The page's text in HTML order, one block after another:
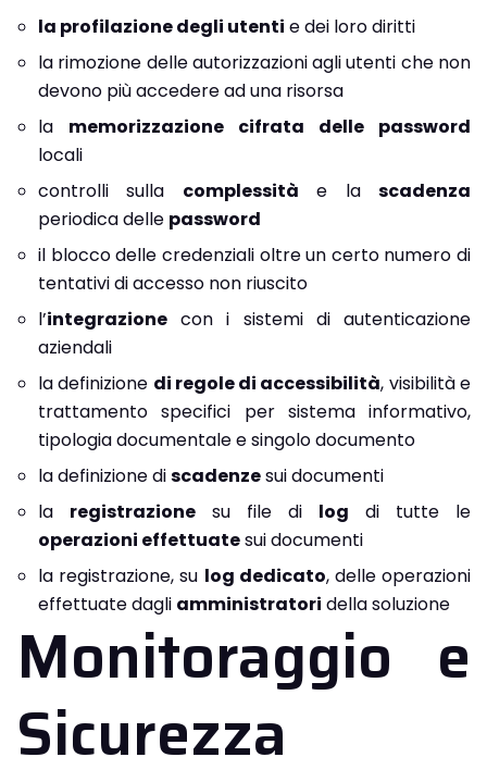
la profilazione degli utenti e dei loro diritti
la rimozione delle autorizzazioni agli utenti che non
devono più accedere ad una risorsa
la memorizzazione cifrata delle password
locali
controlli sulla complessità e lascadenza
periodica delle password
il blocco delle credenziali oltre un certo numero di
tentativi di accesso non riuscito
l’integrazione con i sistemi di autenticazione
aziendali
la definizione di regole di accessibilità, visibilità e
trattamento specifici per sistema informativo,
tipologia documentale e singolo documento
la definizione discadenzesui documenti
la registrazione su file di log di tutte le
operazioni effettuatesui documenti
la registrazione, su log dedicato, delle operazioni
effettuate dagli amministratori della soluzione
Monitoraggio e
Sicurezza